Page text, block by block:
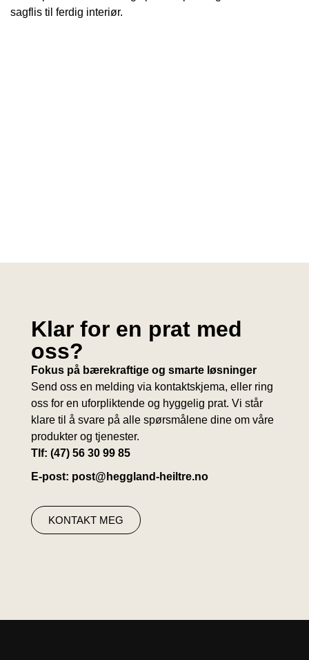
sagflis til ferdig interiør.
Klar for en prat med
oss?
Fokus på bærekraftige og smarte løsninger
Send oss en melding via kontaktskjema, eller ring
oss for en uforpliktende og hyggelig prat. Vi står
klare til å svare på alle spørsmålene dine om våre
produkter og tjenester.
Tlf: (47) 56 30 99 85
E-post: post@heggland-heiltre.no
KONTAKT MEG